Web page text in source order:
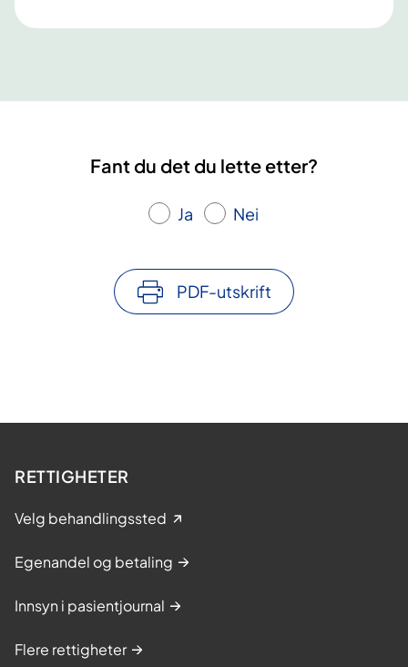
Fant du det du lette etter?
Ja Nei
PDF-utskrift
RETTIGHETER
Velg behandlingssted
Egenandel og betaling
Innsyn i pasientjournal
Flere rettigheter